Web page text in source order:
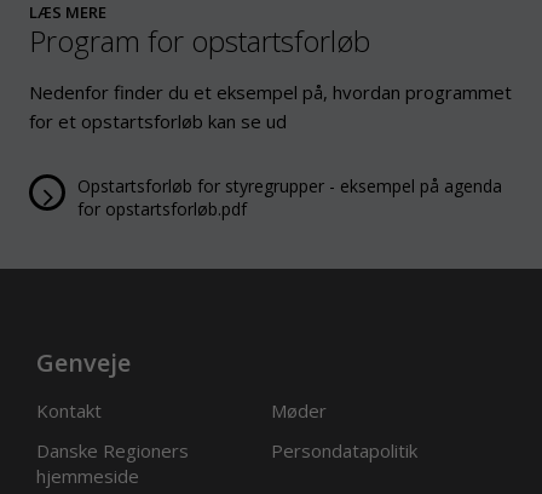
LÆS MERE
Program for opstartsforløb
Nedenfor finder du et eksempel på, hvordan programmet
for et opstartsforløb kan se ud
Opstartsforløb for styregrupper - eksempel på agenda
for opstartsforløb.pdf
Genveje
Kontakt
Møder
Danske Regioners
hjemmeside
Persondatapolitik